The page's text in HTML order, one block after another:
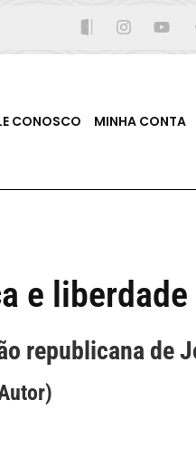
CONOSCO MINHA CONTA
e
republicana de